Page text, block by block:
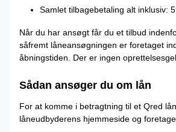
Samlet tilbagebetaling alt inklusiv:
Når du har ansøgt får du et tilbud
såfremt låneansøgningen er foretaget
åbningstiden. Der er ingen
Sådan ansøger du om lån
For at komme i betragtning til et Qred
låneudbyderens hjemmeside og